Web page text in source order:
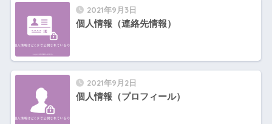
2021年9月3日
個人情報（連絡先情報）
2021年9月2日
個人情報（プロフィール）